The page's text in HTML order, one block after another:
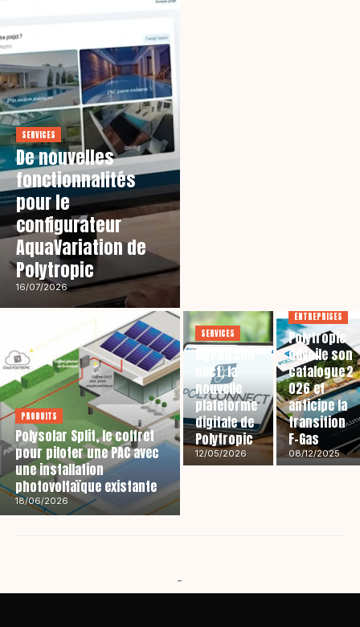
SERVICES
De nouvelles
fonctionnalités
pour le
configurateur
AquaVariation de
Polytropic
16/07/2026
PRODUITS
Polysolar Split, le coffret
pour piloter une PAC avec
une installation
photovoltaïque existante
18/06/2026
SERVICES
MyPolycon
nect, la
nouvelle
plateforme
digitale de
Polytropic
12/05/2026
ENTREPRISES
Polytropic
dévoile son
catalogue 2
026 et
anticipe la
transition
F-Gas
08/12/2025
-